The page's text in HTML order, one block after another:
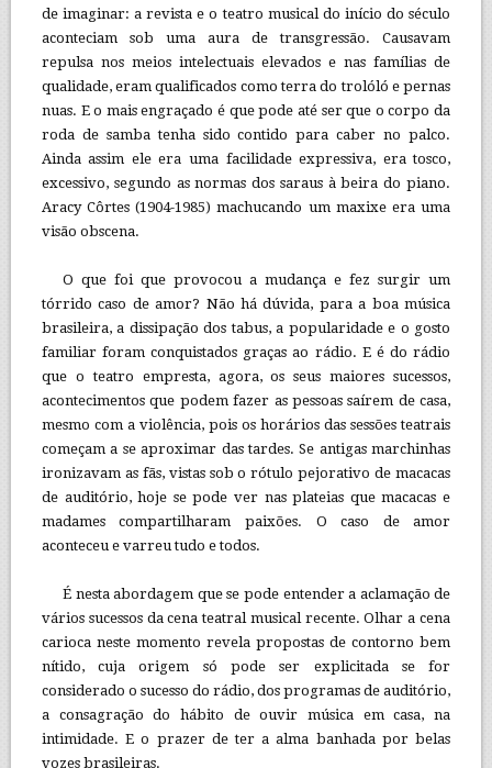
de imaginar: a revista e o teatro musical do início do século
aconteciam sob uma aura de transgressão. Causavam
repulsa nos meios intelectuais elevados e nas famílias de
qualidade, eram qualificados como terra do trolóló e pernas
nuas. E o mais engraçado é que pode até ser que o corpo da
roda de samba tenha sido contido para caber no palco.
Ainda assim ele era uma facilidade expressiva, era tosco,
excessivo, segundo as normas dos saraus à beira do piano.
Aracy Côrtes (1904-1985) machucando um maxixe era uma
visão obscena.
O que foi que provocou a mudança e fez surgir um
tórrido caso de amor? Não há dúvida, para a boa música
brasileira, a dissipação dos tabus, a popularidade e o gosto
familiar foram conquistados graças ao rádio. E é do rádio
que o teatro empresta, agora, os seus maiores sucessos,
acontecimentos que podem fazer as pessoas saírem de casa,
mesmo com a violência, pois os horários das sessões teatrais
começam a se aproximar das tardes. Se antigas marchinhas
ironizavam as fãs, vistas sob o rótulo pejorativo de macacas
de auditório, hoje se pode ver nas plateias que macacas e
madames compartilharam paixões. O caso de amor
aconteceu e varreu tudo e todos.
É nesta abordagem que se pode entender a aclamação de
vários sucessos da cena teatral musical recente. Olhar a cena
carioca neste momento revela propostas de contorno bem
nítido, cuja origem só pode ser explicitada se for
considerado o sucesso do rádio, dos programas de auditório,
a consagração do hábito de ouvir música em casa, na
intimidade. E o prazer de ter a alma banhada por belas
vozes brasileiras.